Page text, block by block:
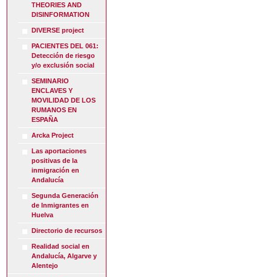
THEORIES AND
DISINFORMATION
DIVERSE project
PACIENTES DEL 061:
Detección de riesgo
y/o exclusión social
SEMINARIO
ENCLAVES Y
MOVILIDAD DE LOS
RUMANOS EN
ESPAÑA
Arcka Project
Las aportaciones
positivas de la
inmigración en
Andalucía
Segunda Generación
de Inmigrantes en
Huelva
Directorio de recursos
Realidad social en
Andalucía, Algarve y
Alentejo